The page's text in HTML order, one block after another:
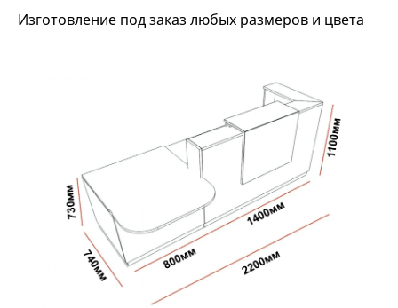
Изготовление под заказ любых размеров и цвета